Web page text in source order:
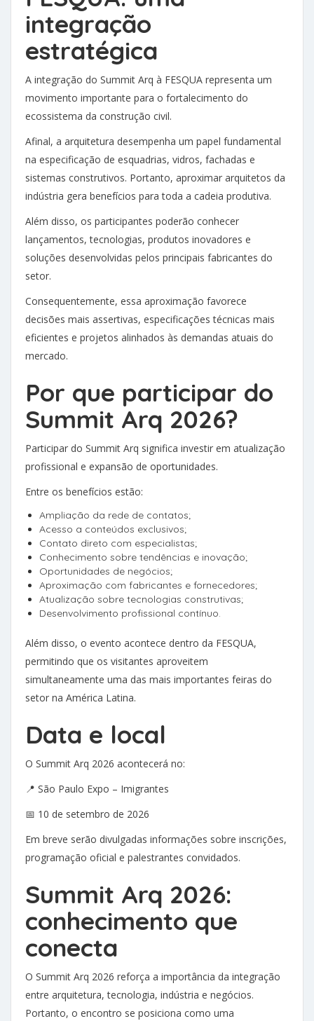
integração
estratégica
A integração do Summit Arq à FESQUA representa um
movimento importante para o fortalecimento do
ecossistema da construção civil.
Afinal, a arquitetura desempenha um papel fundamental
na especificação de esquadrias, vidros, fachadas e
sistemas construtivos. Portanto, aproximar arquitetos da
indústria gera benefícios para toda a cadeia produtiva.
Além disso, os participantes poderão conhecer
lançamentos, tecnologias, produtos inovadores e
soluções desenvolvidas pelos principais fabricantes do
setor.
Consequentemente, essa aproximação favorece
decisões mais assertivas, especificações técnicas mais
eficientes e projetos alinhados às demandas atuais do
mercado.
Por que participar do
Summit Arq 2026?
Participar do Summit Arq significa investir em atualização
profissional e expansão de oportunidades.
Entre os benefícios estão:
Ampliação da rede de contatos;
Acesso a conteúdos exclusivos;
Contato direto com especialistas;
Conhecimento sobre tendências e inovação;
Oportunidades de negócios;
Aproximação com fabricantes e fornecedores;
Atualização sobre tecnologias construtivas;
Desenvolvimento profissional contínuo.
Além disso, o evento acontece dentro da FESQUA,
permitindo que os visitantes aproveitem
simultaneamente uma das mais importantes feiras do
setor na América Latina.
Data e local
O Summit Arq 2026 acontecerá no:
📍 São Paulo Expo – Imigrantes
📅 10 de setembro de 2026
Em breve serão divulgadas informações sobre inscrições,
programação oficial e palestrantes convidados.
Summit Arq 2026:
conhecimento que
conecta
O Summit Arq 2026 reforça a importância da integração
entre arquitetura, tecnologia, indústria e negócios.
Portanto, o encontro se posiciona como uma